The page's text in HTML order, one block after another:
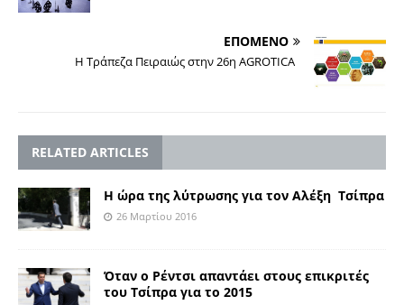
ΕΠΟΜΕΝΟ
Η Τράπεζα Πειραιώς στην 26η AGROTICA
RELATED ARTICLES
Η ώρα της λύτρωσης για τον Αλέξη Τσίπρα
26 Μαρτίου 2016
Όταν ο Ρέντσι απαντάει στους επικριτές
του Τσίπρα για το 2015